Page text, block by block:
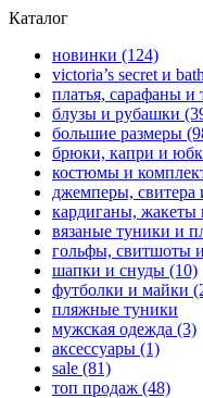
Каталог
новинки (124)
victoria’s secret и
платья, сарафаны и
блузы и рубашки
большие размеры
брюки, капри и
костюмы и
джемперы, свитера
кардиганы, жакеты
вязаные туники и
гольфы, свитшоты
шапки и снуды (10)
футболки и майки
пляжные туники
мужская одежда (3)
аксессуары (1)
sale (81)
топ продаж (48)